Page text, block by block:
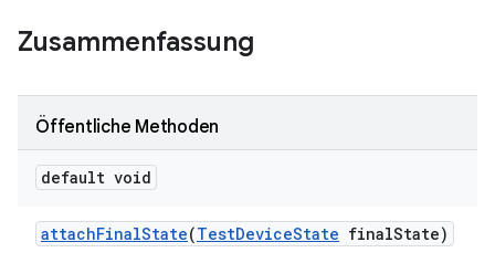
Zusammenfassung
Öffentliche Methoden
default void
attachFinalState(TestDeviceState finalState)